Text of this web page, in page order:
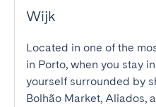
Wijk
Located in one of the
in Porto, when you stay
yourself surrounded by
Bolhão Market, Aliados,